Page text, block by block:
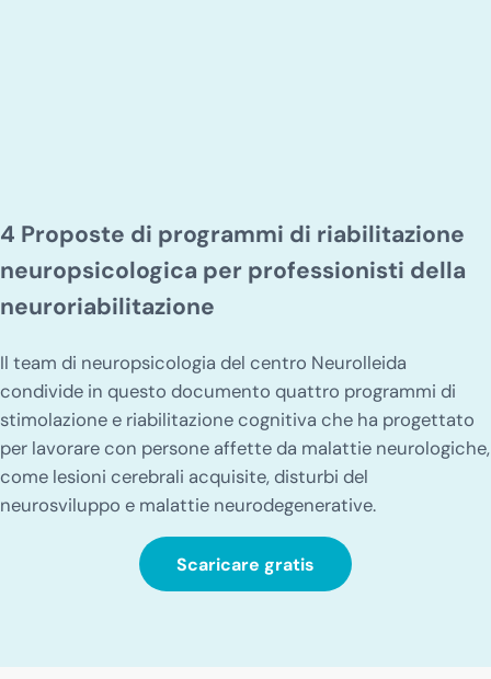
4 Proposte di programmi di riabilitazione
neuropsicologica per professionisti della
neuroriabilitazione
Il team di neuropsicologia del centro Neurolleida
condivide in questo documento quattro programmi di
stimolazione e riabilitazione cognitiva che ha progettato
per lavorare con persone affette da malattie neurologiche,
come lesioni cerebrali acquisite, disturbi del
neurosviluppo e malattie neurodegenerative.
Scaricare gratis